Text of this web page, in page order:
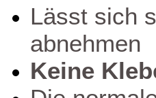
Lässt sich
abnehmen
Keine